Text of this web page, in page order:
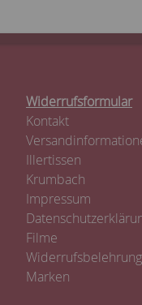
Widerrufsformular
Kontakt
Illertissen
Krumbach
Impressum
Filme
Widerrufsbelehrung
Marken